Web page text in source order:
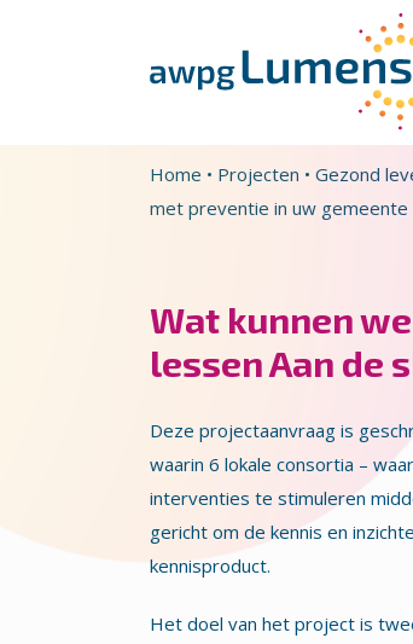
Home • Projecten • Gezond
met preventie in uw gemeente
Wat kunnen
lessen Aan de
Deze projectaanvraag is
waarin 6 lokale consortia –
interventies te stimuleren
gericht om de kennis en
kennisproduct.
Het doel van het project is